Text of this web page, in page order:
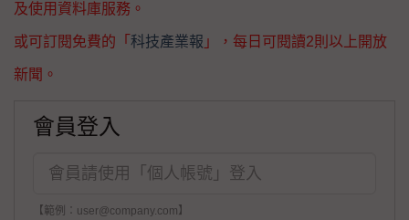
及使用資料庫服務。
或可訂閱免費的「 科技產業報 」，每日可閱讀2則以上開放
新聞。
會員登入
【範例：user@company.com】